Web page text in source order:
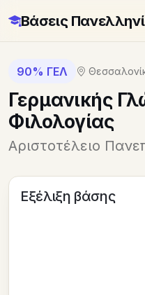
Βάσεις
90% ΓΕΛ
Γερμανικής
Φιλολογίας
Αριστοτέλειο
Εξέλιξη βάσης